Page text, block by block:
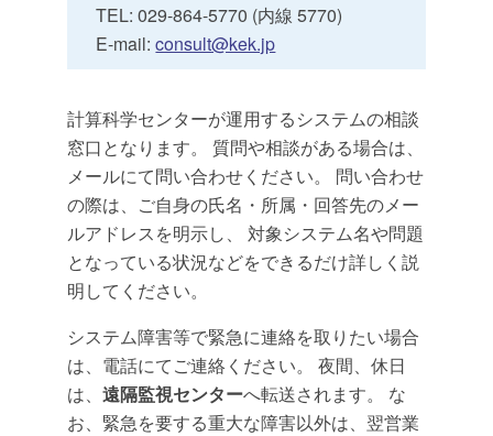
TEL: 029-864-5770 (内線 5770)
E-mail:consult@kek.jp
計算科学センターが運用するシステムの相談
窓口となります。 質問や相談がある場合は、
メールにて問い合わせください。 問い合わせ
の際は、ご自身の氏名・所属・回答先のメー
ルアドレスを明示し、 対象システム名や問題
となっている状況などをできるだけ詳しく説
明してください。
システム障害等で緊急に連絡を取りたい場合
は、電話にてご連絡ください。 夜間、休日
は、遠隔監視センターへ転送されます。 な
お、緊急を要する重大な障害以外は、翌営業